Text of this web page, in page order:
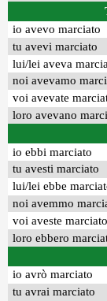
io avevo marciato
tu avevi marciato
lui/lei aveva
noi avevamo
voi avevate
loro avevano
io ebbi marciato
tu avesti marciato
lui/lei ebbe
noi avemmo
voi aveste marciato
loro ebbero
io avrò marciato
tu avrai marciato